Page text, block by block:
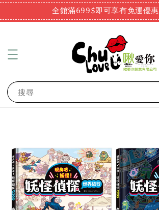
全館滿699$即可享有免運優惠
搜尋